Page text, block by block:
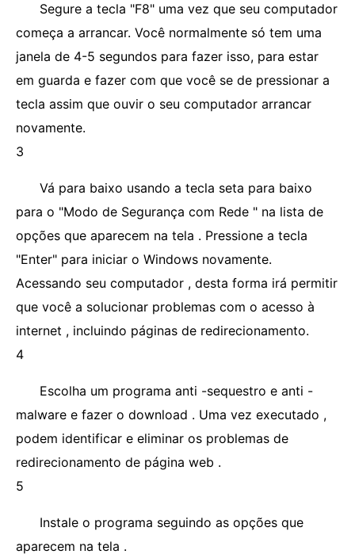
Segure a tecla "F8" uma vez que seu computador
começa a arrancar. Você normalmente só tem uma
janela de 4-5 segundos para fazer isso, para estar
em guarda e fazer com que você se de pressionar a
tecla assim que ouvir o seu computador arrancar
novamente.
3
Vá para baixo usando a tecla seta para baixo
para o "Modo de Segurança com Rede " na lista de
opções que aparecem na tela . Pressione a tecla
"Enter" para iniciar o Windows novamente.
Acessando seu computador , desta forma irá permitir
que você a solucionar problemas com o acesso à
internet , incluindo páginas de redirecionamento.
4
Escolha um programa anti -sequestro e anti -
malware e fazer o download . Uma vez executado ,
podem identificar e eliminar os problemas de
redirecionamento de página web .
5
Instale o programa seguindo as opções que
aparecem na tela .